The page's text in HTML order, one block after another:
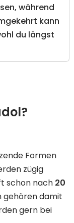
während
kann
du längst
Formen
zügig
schon nach 20
gehören damit
gern bei